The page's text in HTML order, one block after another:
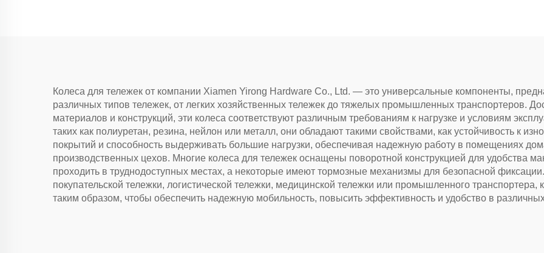
Колеса для тележек от компании Xiamen Yirong Hardware Co., Ltd. — это универсальные компоненты,
различных типов тележек, от легких хозяйственных тележек до тяжелых промышленных транспортеров.
материалов и конструкций, эти колеса соответствуют различным требованиям к нагрузке и условиям
таких как полиуретан, резина, нейлон или металл, они обладают такими свойствами, как устойчивость к
покрытий и способность выдерживать большие нагрузки, обеспечивая надежную работу в помещениях
производственных цехов. Многие колеса для тележек оснащены поворотной конструкцией для удобства
проходить в труднодоступных местах, а некоторые имеют тормозные механизмы для безопасной
покупательской тележки, логистической тележки, медицинской тележки или промышленного
таким образом, чтобы обеспечить надежную мобильность, повысить эффективность и удобство в